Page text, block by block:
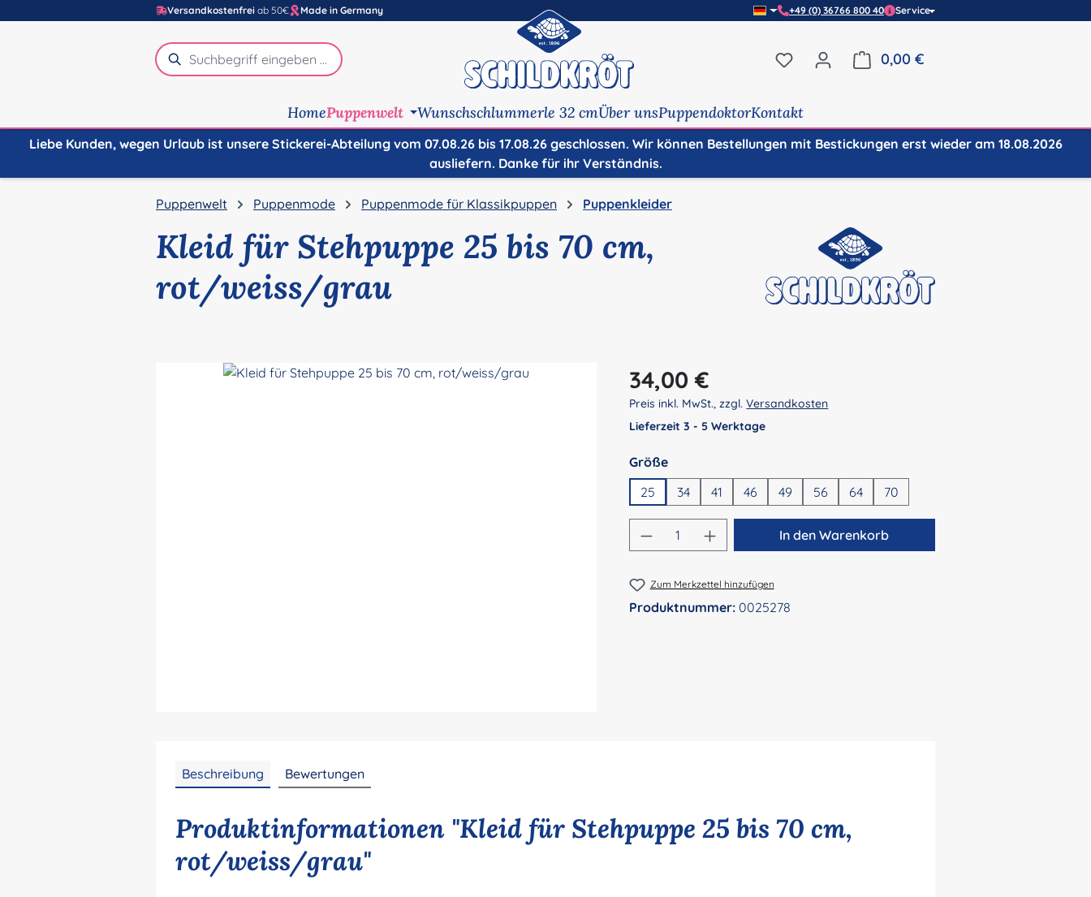
Hauptinhalt springen
Zur Suche springen
Zur Hauptnavigation springen
Versandkostenfrei ab 50€ Made in Germany +49 (0) 36766 800 40 Service
Du hast 0 Produkte auf dem Merkzettel
0,00 €
HomePuppenwelt Wunschschlummerle 32 cmÜber unsPuppendoktorKontakt
Liebe Kunden, wegen Urlaub ist unsere Stickerei-Abteilung vom 07.08.26 bis 17.08.26 geschlossen. Wir können Bestellungen mit Bestickungen erst wieder am 18.08.2026
ausliefern. Danke für ihr Verständnis.
Puppenwelt Puppenmode Puppenmode für Klassikpuppen Puppenkleider
Kleid für Stehpuppe 25 bis 70 cm,
rot/weiss/grau
Regulärer Preis:
34,00 €
Preis inkl. MwSt., zzgl.Versandkosten
Lieferzeit 3 - 5 Werktage
Größeauswählen
25
34 41 46 49 56 64 70
Produkt Anzahl: Gib den gewünschten Wert ein
In den Warenkorb
Zum Merkzettel hinzufügen
Produktnummer:0025278
Beschreibung Bewertungen
Produktinformationen "Kleid für Stehpuppe 25 bis 70 cm,
rot/weiss/grau"